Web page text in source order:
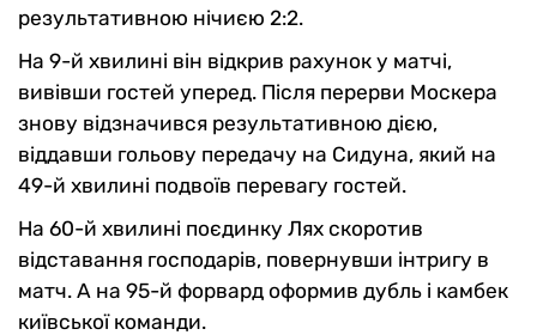
результативною нічиєю 2:2.
На 9-й хвилині він відкрив рахунок у матчі,
вивівши гостей уперед. Після перерви Москера
знову відзначився результативною дією,
віддавши гольову передачу на Сидуна, який на
49-й хвилині подвоїв перевагу гостей.
На 60-й хвилині поєдинку Лях скоротив
відставання господарів, повернувши інтригу в
матч. А на 95-й форвард оформив дубль і камбек
київської команди.